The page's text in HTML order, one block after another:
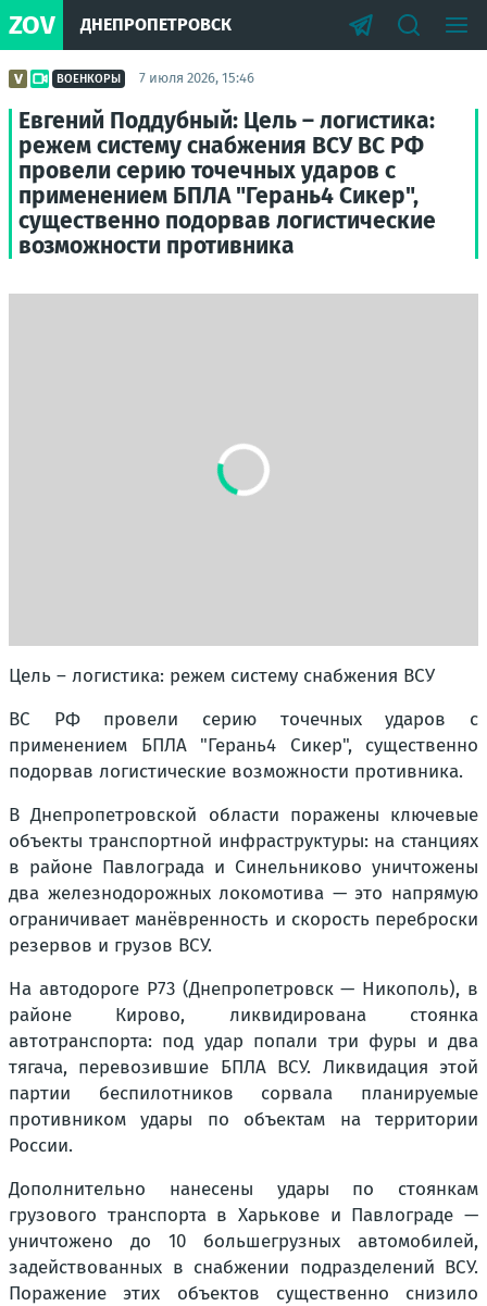
ZOV ДНЕПРОПЕТРОВСК
ВОЕНКОРЫ 7 июля 2026, 15:46
Евгений Поддубный: Цель – логистика:
режем систему снабжения ВСУ ВС РФ
провели серию точечных ударов с
применением БПЛА "Герань4 Сикер",
существенно подорвав логистические
возможности противника
Цель – логистика: режем систему снабжения ВСУ
ВС РФ провели серию точечных ударов с
применением БПЛА "Герань4 Сикер", существенно
подорвав логистические возможности противника.
В Днепропетровской области поражены ключевые
объекты транспортной инфраструктуры: на станциях
в районе Павлограда и Синельниково уничтожены
два железнодорожных локомотива — это напрямую
ограничивает манёвренность и скорость переброски
резервов и грузов ВСУ.
На автодороге Р73 (Днепропетровск — Никополь), в
районе Кирово, ликвидирована стоянка
автотранспорта: под удар попали три фуры и два
тягача, перевозившие БПЛА ВСУ. Ликвидация этой
партии беспилотников сорвала планируемые
противником удары по объектам на территории
России.
Дополнительно нанесены удары по стоянкам
грузового транспорта в Харькове и Павлограде —
уничтожено до 10 большегрузных автомобилей,
задействованных в снабжении подразделений ВСУ.
Поражение этих объектов существенно снизило